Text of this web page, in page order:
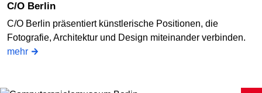
C/O Berlin
C/O Berlin präsentiert künstlerische Positionen, die
Fotografie, Architektur und Design miteinander verbinden.
mehr